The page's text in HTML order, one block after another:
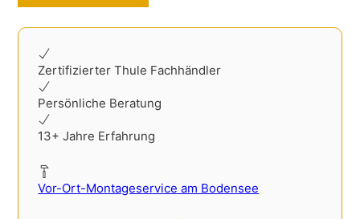
Zertifizierter Thule Fachhändler
Persönliche Beratung
13+ Jahre Erfahrung
Vor-Ort-Montageservice am Bodensee